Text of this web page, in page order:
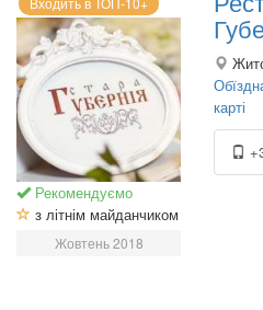
Рекомендуємо
з літнім майданчиком
Жовтень 2018
карті